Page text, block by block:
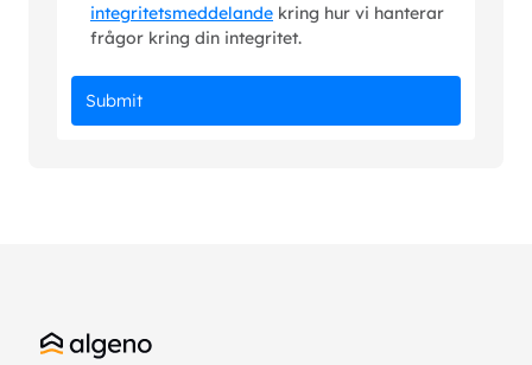
integritetsmeddelande kring hur vi hanterar
frågor kring din integritet.